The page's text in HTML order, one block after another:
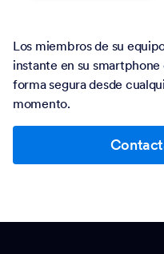
Los miembros de su
instante en su
forma segura desde
momento.